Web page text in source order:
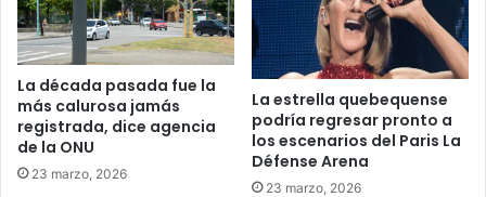
La década pasada fue la
más calurosa jamás
registrada, dice agencia
de la ONU
23 marzo, 2026
La estrella quebequense
podría regresar pronto a
los escenarios del Paris La
Défense Arena
23 marzo, 2026